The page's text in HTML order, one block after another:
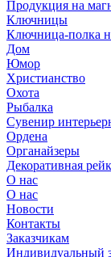
Продукция на
Ключницы
Ключница-полка
Дом
Юмор
Христианство
Охота
Рыбалка
Сувенир
Ордена
Органайзеры
Декоративная
О нас
О нас
Новости
Контакты
Заказчикам
Индивидуальный